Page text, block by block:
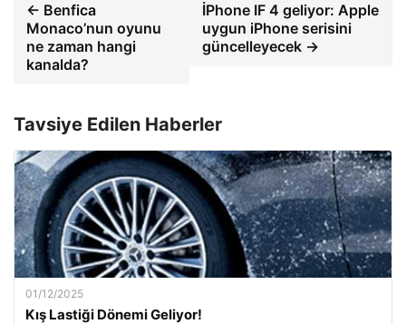
← Benfica
Monaco’nun oyunu
ne zaman hangi
kanalda?
İPhone IF 4 geliyor: Apple
uygun iPhone serisini
güncelleyecek →
Tavsiye Edilen Haberler
01/12/2025
Kış Lastiği Dönemi Geliyor!